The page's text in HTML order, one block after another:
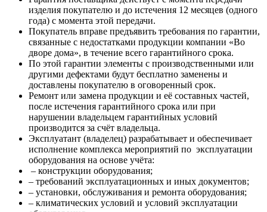
изделия покупателю и до истечения 12 месяцев (одного
года) с момента этой передачи.
Покупатель вправе предъявить требования по гарантии,
связанные с недостатками продукции компании «Во
дворе дома», в течение всего гарантийного срока.
По этой гарантии элементы с производственными или
другими дефектами будут бесплатно заменены и
доставлены покупателю в оговоренный срок.
Ремонт или замена продукции и её составных частей,
после истечения гарантийного срока или при
нарушении владельцем гарантийных условий
производится за счёт владельца.
Эксплуатант (владелец) разрабатывает и обеспечивает
исполнение комплекса мероприятий по эксплуатации
оборудования на основе учёта:
– конструкции оборудования;
– требований эксплуатационных и иных документов;
– установки, обслуживания и ремонта оборудования;
– климатических условий и условий эксплуатации